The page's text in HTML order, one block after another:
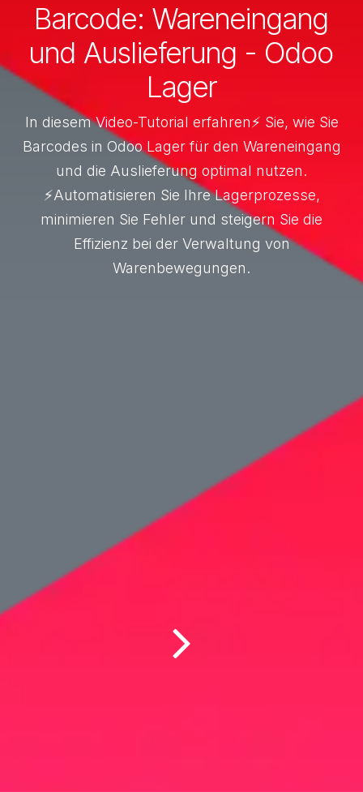
Barcode: Wareneingang
und Auslieferung - Odoo
Lager
In diesem Video-Tutorial erfahren⚡ Sie, wie Sie
Barcodes in Odoo Lager für den Wareneingang
und die Auslieferung optimal nutzen.
⚡Automatisieren Sie Ihre Lagerprozesse,
minimieren Sie Fehler und steigern Sie die
Effizienz bei der Verwaltung von
Warenbewegungen.